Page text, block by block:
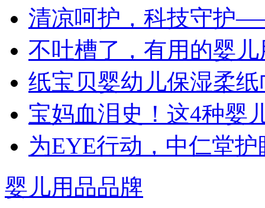
清凉呵护，科技守护
不吐槽了，有用的婴
纸宝贝婴幼儿保湿柔
宝妈血泪史！这4种婴
为EYE行动，中仁堂
婴儿用品品牌